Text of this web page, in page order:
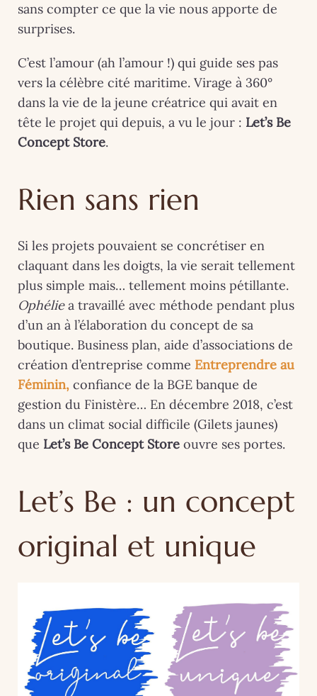
sans compter ce que la vie nous apporte de
surprises.
C’est l’amour (ah l’amour !) qui guide ses pas
vers la célèbre cité maritime. Virage à 360°
dans la vie de la jeune créatrice qui avait en
tête le projet qui depuis, a vu le jour : Let’s Be
Concept Store.
Rien sans rien
Si les projets pouvaient se concrétiser en
claquant dans les doigts, la vie serait tellement
plus simple mais… tellement moins pétillante.
Ophéliea travaillé avec méthode pendant plus
d’un an à l’élaboration du concept de sa
boutique. Business plan, aide d’associations de
création d’entreprise comme Entreprendre au
Féminin, confiance de la BGE banque de
gestion du Finistère… En décembre 2018, c’est
dans un climat social difficile (Gilets jaunes)
que Let’s Be Concept Store ouvre ses portes.
Let’s Be : un concept
original et unique